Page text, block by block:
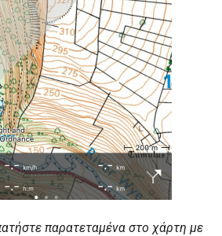
παρατεταμένα στο χάρτη με